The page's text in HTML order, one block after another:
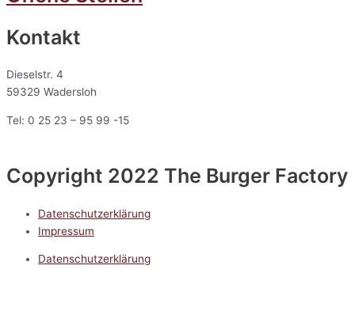
Kontakt
Dieselstr. 4
59329 Wadersloh
Tel: 0 25 23 – 95 99 -15
Copyright 2022 The Burger Factory
Datenschutzerklärung
Impressum
Datenschutzerklärung